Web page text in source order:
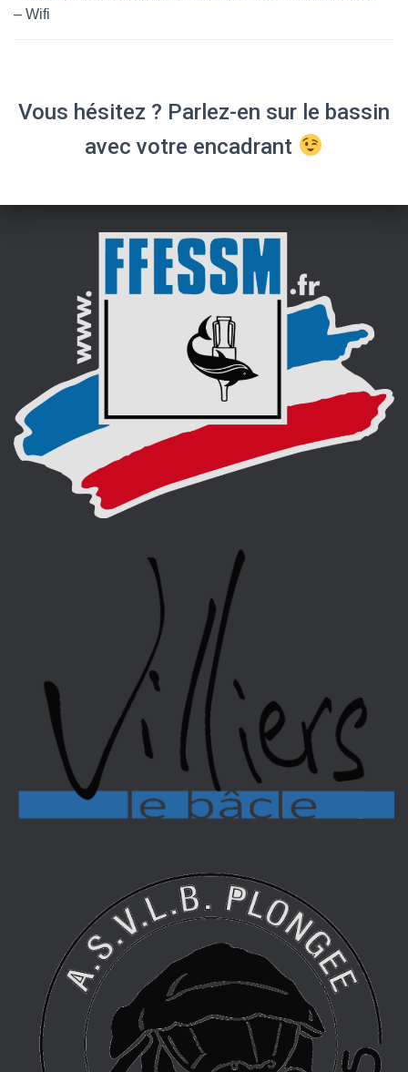
– Wifi
Vous hésitez ? Parlez-en sur le bassin
avec votre encadrant